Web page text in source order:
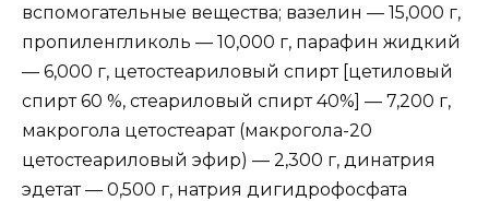
вспомогательные вещества; вазелин — 15,000 г,
пропиленгликоль — 10,000 г, парафин жидкий
— 6,000 г, цетостеариловый спирт [цетиловый
спирт 60 %, стеариловый спирт 40%] — 7,200 г,
макрогола цетостеарат (макрогола-20
цетостеариловый эфир) — 2,300 г, динатрия
эдетат — 0,500 г, натрия дигидрофосфата